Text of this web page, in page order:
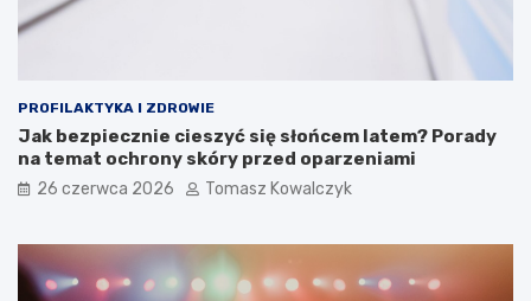
PROFILAKTYKA I ZDROWIE
Jak bezpiecznie cieszyć się słońcem latem? Porady
na temat ochrony skóry przed oparzeniami
26 czerwca 2026 Tomasz Kowalczyk